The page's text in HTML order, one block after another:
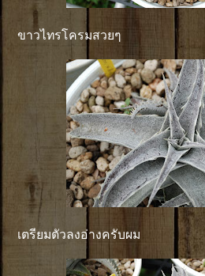
ขาวไทรโครมสวยๆ
เตรียมตัวลงอ่างครับผม